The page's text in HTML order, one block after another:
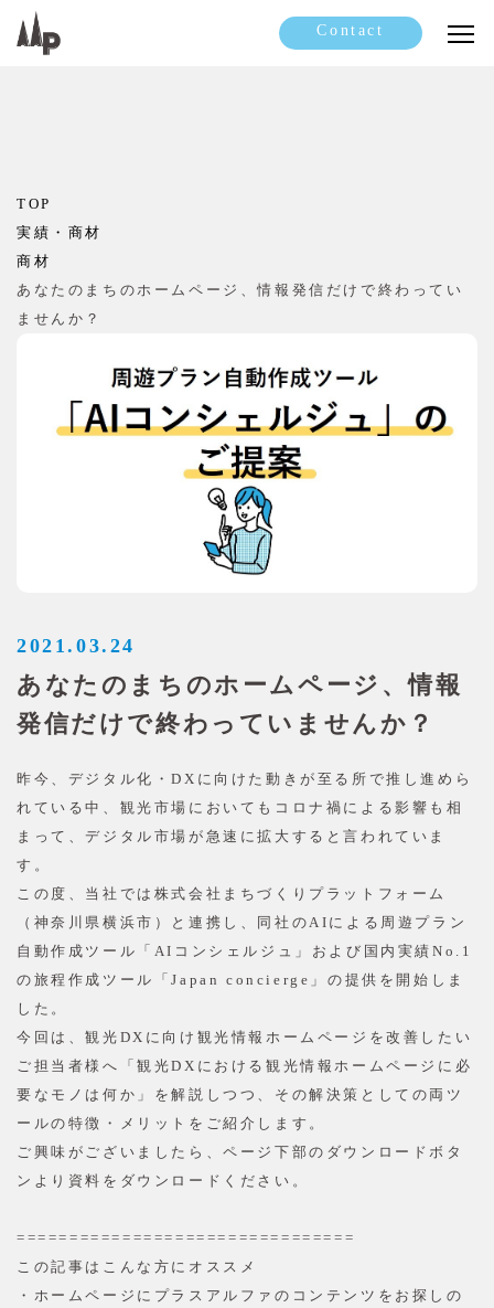
Contact
TOP
実績・商材
商材
あなたのまちのホームページ、情報発信だけで終わってい
ませんか？
2021.03.24
あなたのまちのホームページ、情報
発信だけで終わっていませんか？
昨今、デジタル化・DXに向けた動きが至る所で推し進めら
れている中、観光市場においてもコロナ禍による影響も相
まって、デジタル市場が急速に拡大すると言われていま
す。
この度、当社では株式会社まちづくりプラットフォーム
（神奈川県横浜市）と連携し、同社のAIによる周遊プラン
自動作成ツール「AIコンシェルジュ」および国内実績No.1
の旅程作成ツール「Japan concierge」の提供を開始しま
した。
今回は、観光DXに向け観光情報ホームページを改善したい
ご担当者様へ「観光DXにおける観光情報ホームページに必
要なモノは何か」を解説しつつ、その解決策としての両ツ
ールの特徴・メリットをご紹介します。
ご興味がございましたら、ページ下部のダウンロードボタ
ンより資料をダウンロードください。
================================
この記事はこんな方にオススメ
・ホームページにプラスアルファのコンテンツをお探しの